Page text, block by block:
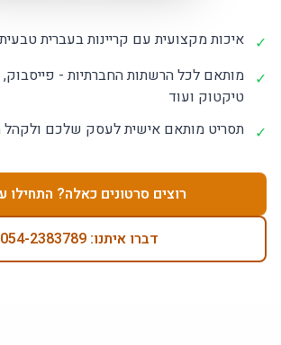
✓ איכות מקצועית עם קריינות בעברית טבעית
✓ מותאם לכל הרשתות החברתיות -
טיקטוק ועוד
✓ תסריט מותאם אישית לעסק שלכם ולקהל
רוצים סרטונים כאלה? התחילו
דברו איתנו: 054-2383789